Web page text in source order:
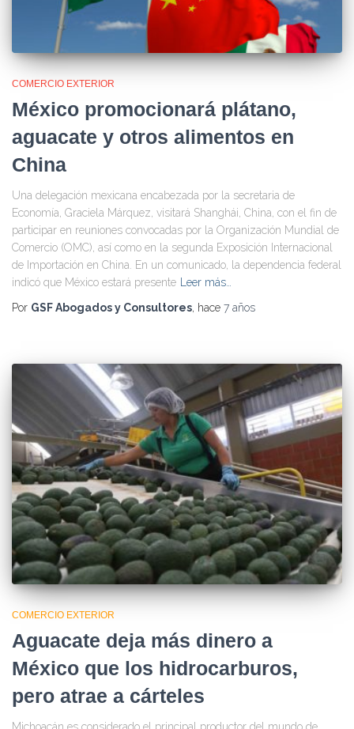
COMERCIO EXTERIOR
México promocionará plátano,
aguacate y otros alimentos en
China
Una delegación mexicana encabezada por la secretaria de
Economía, Graciela Márquez, visitará Shanghái, China, con el fin de
participar en reuniones convocadas por la Organización Mundial de
Comercio (OMC), así como en la segunda Exposición Internacional
de Importación en China. En un comunicado, la dependencia federal
indicó que México estará presente
Leer más…
Por GSF Abogados y Consultores, hace 7 años
COMERCIO EXTERIOR
Aguacate deja más dinero a
México que los hidrocarburos,
pero atrae a cárteles
Michoacán es considerado el principal productor del mundo de